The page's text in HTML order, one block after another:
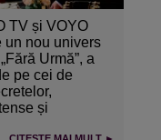
TV și VOYO
un nou univers
Urmă”, a
pe cei de
și